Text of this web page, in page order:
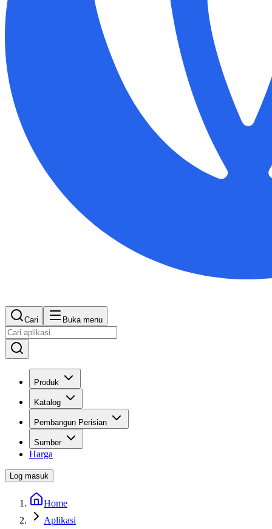
Cari Buka menu
Produk
Katalog
Pembangun Perisian
Sumber
Harga
Log masuk
Home
Aplikasi